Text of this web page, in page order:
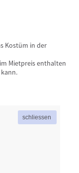
Kostüm in der
Mietpreis enthalten